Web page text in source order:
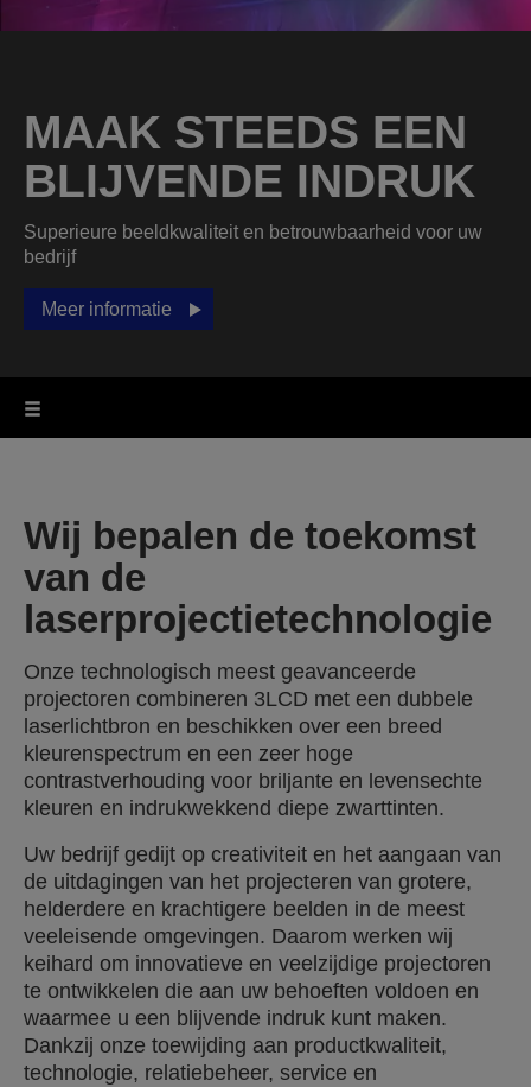
MAAK STEEDS EEN
BLIJVENDE INDRUK
Superieure beeldkwaliteit en betrouwbaarheid voor uw
bedrijf
Meer informatie
Wij bepalen de toekomst
van de
laserprojectietechnologie
Onze technologisch meest geavanceerde
projectoren combineren 3LCD met een dubbele
laserlichtbron en beschikken over een breed
kleurenspectrum en een zeer hoge
contrastverhouding voor briljante en levensechte
kleuren en indrukwekkend diepe zwarttinten.
Uw bedrijf gedijt op creativiteit en het aangaan van
de uitdagingen van het projecteren van grotere,
helderdere en krachtigere beelden in de meest
veeleisende omgevingen. Daarom werken wij
keihard om innovatieve en veelzijdige projectoren
te ontwikkelen die aan uw behoeften voldoen en
waarmee u een blijvende indruk kunt maken.
Dankzij onze toewijding aan productkwaliteit,
technologie, relatiebeheer, service en